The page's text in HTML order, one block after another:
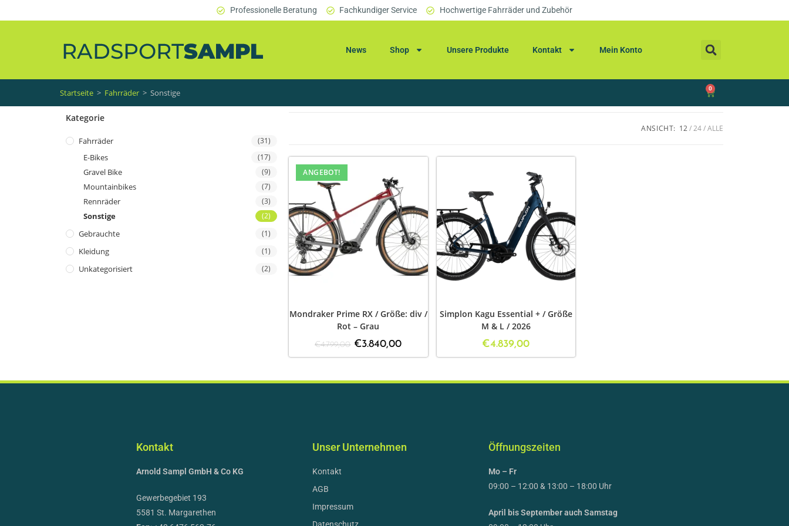
Professionelle Beratung Fachkundiger Service Hochwertige Fahrräder und Zubehör
News Shop Unsere Produkte Kontakt Mein Konto
Startseite > Fahrräder > Sonstige 0
Kategorie
Fahrräder (31)
E-Bikes (17)
Gravel Bike (9)
Mountainbikes (7)
Rennräder (3)
Sonstige (2)
Gebrauchte (1)
Kleidung (1)
Unkategorisiert (2)
ANSICHT: 12 24 ALLE
ANGEBOT!
Mondraker Prime RX / Größe: div /
Rot – Grau
€4.799,00 €3.840,00
Simplon Kagu Essential + / Größe
M & L / 2026
€4.839,00
Kontakt
Arnold Sampl GmbH & Co KG
Gewerbegebiet 193
5581 St. Margarethen
Unser Unternehmen
Kontakt
AGB
Impressum
Datenschutz
Öffnungszeiten
Mo – Fr
09:00 – 12:00 & 13:00 – 18:00 Uhr
April bis September auch Samstag